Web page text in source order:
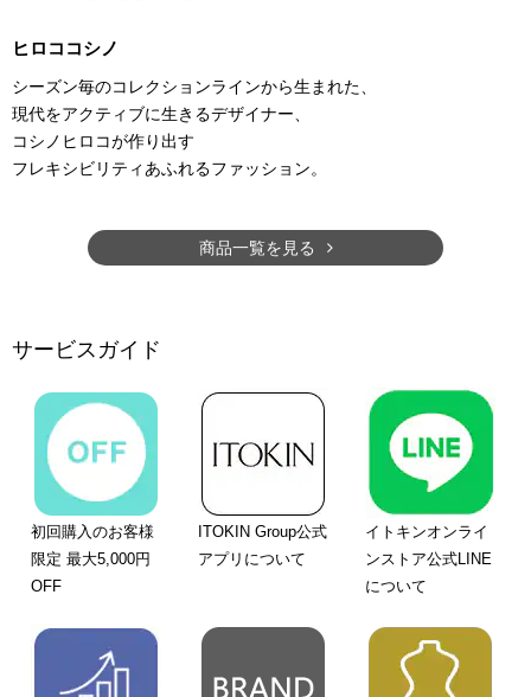
ヒロココシノ
シーズン毎のコレクションラインから生まれた、
現代をアクティブに生きるデザイナー、
コシノヒロコが作り出す
フレキシビリティあふれるファッション。
商品一覧を見る
サービスガイド
初回購入のお客様
限定 最大5,000円
OFF
ITOKIN Group公式
アプリについて
イトキンオンライ
ンストア公式LINE
について